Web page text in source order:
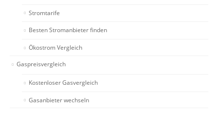
Stromtarife
Besten Stromanbieter finden
Ökostrom Vergleich
Gaspreisvergleich
Kostenloser Gasvergleich
Gasanbieter wechseln